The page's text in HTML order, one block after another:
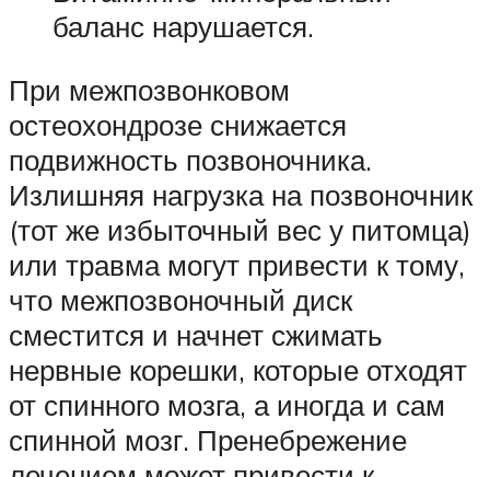
баланс нарушается.
При межпозвонковом
остеохондрозе снижается
подвижность позвоночника.
Излишняя нагрузка на позвоночник
(тот же избыточный вес у питомца)
или травма могут привести к тому,
что межпозвоночный диск
сместится и начнет сжимать
нервные корешки, которые отходят
от спинного мозга, а иногда и сам
спинной мозг. Пренебрежение